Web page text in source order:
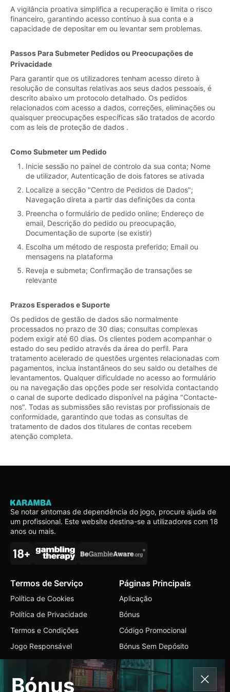
A vigilância proativa simplifica a recuperação e limita o risco
financeiro, garantindo acesso contínuo à sua conta e a
capacidade de depositar em ou levantar sem problemas.
Passos Para Submeter Pedidos ou Preocupações de
Privacidade
Para garantir que os utilizadores tenham acesso direto à
resolução de consultas relativas aos seus dados pessoais, é
descrito abaixo um protocolo detalhado. Os pedidos
relacionados com acesso a dados, correções, eliminações ou
quaisquer preocupações específicas são tratados de acordo
com as leis de proteção de dados .
Como Submeter um Pedido
Inicie sessão no painel de controlo da sua conta; Nome
de utilizador, Autenticação de dois fatores se ativada
Localize a secção "Centro de Pedidos de Dados";
Navegação direta a partir das definições da conta
Preencha o formulário de pedido online; Endereço de
email, Descrição do pedido ou preocupação,
Documentação de suporte (se existir)
Escolha um método de resposta preferido; Email ou
mensagens na plataforma
Reveja e submeta; Confirmação de transações se
relevante
Prazos Esperados e Suporte
Os pedidos de gestão de dados são normalmente
processados no prazo de 30 dias; consultas complexas
podem exigir até 60 dias. Os clientes podem acompanhar o
estado do seu pedido através da área do perfil. Para
tratamento acelerado de questões urgentes relacionadas com
pagamentos, inclua instantâneos do seu saldo ou detalhes de
levantamentos. Qualquer dificuldade no acesso ao formulário
ou na navegação das opções pode ser resolvida contactando
o canal de suporte dedicado disponível na página "Contacte-
nos". Todas as submissões são revistas por profissionais de
conformidade, garantindo que todas as consultas de
tratamento de dados dos titulares de contas recebem
atenção completa.
Bónus
Se notar sintomas de dependência do jogo, procure ajuda de
um profissional. Este website destina-se a utilizadores com 18
anos ou mais.
Termos de Serviço
Política de Cookies
Política de Privacidade
Termos e Condições
Jogo Responsável
Páginas Principais
Aplicação
Bónus
Código Promocional
Bónus Sem Depósito
+1 647 216 2944